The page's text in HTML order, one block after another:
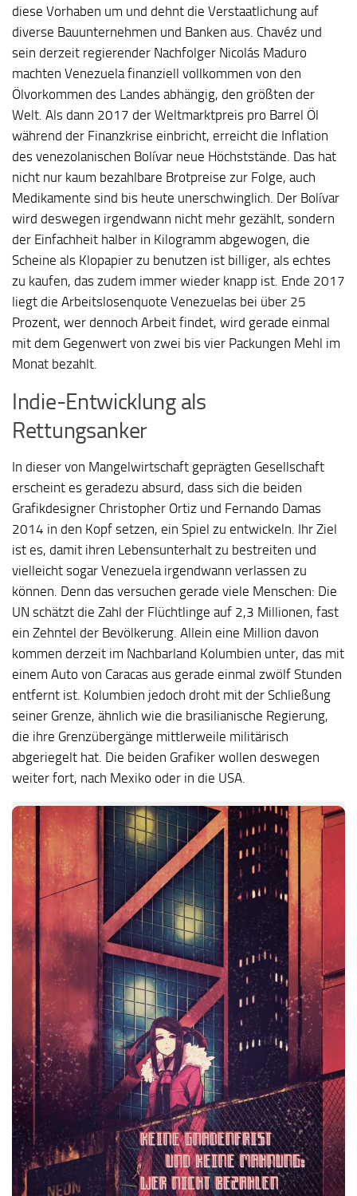
diese Vorhaben um und dehnt die Verstaatlichung auf
diverse Bauunternehmen und Banken aus. Chavéz und
sein derzeit regierender Nachfolger Nicolás Maduro
machten Venezuela finanziell vollkommen von den
Ölvorkommen des Landes abhängig, den größten der
Welt. Als dann 2017 der Weltmarktpreis pro Barrel Öl
während der Finanzkrise einbricht, erreicht die Inflation
des venezolanischen Bolívar neue Höchststände. Das hat
nicht nur kaum bezahlbare Brotpreise zur Folge, auch
Medikamente sind bis heute unerschwinglich. Der Bolívar
wird deswegen irgendwann nicht mehr gezählt, sondern
der Einfachheit halber in Kilogramm abgewogen, die
Scheine als Klopapier zu benutzen ist billiger, als echtes
zu kaufen, das zudem immer wieder knapp ist. Ende 2017
liegt die Arbeitslosenquote Venezuelas bei über 25
Prozent, wer dennoch Arbeit findet, wird gerade einmal
mit dem Gegenwert von zwei bis vier Packungen Mehl im
Monat bezahlt.
Indie-Entwicklung als
Rettungsanker
In dieser von Mangelwirtschaft geprägten Gesellschaft
erscheint es geradezu absurd, dass sich die beiden
Grafikdesigner Christopher Ortiz und Fernando Damas
2014 in den Kopf setzen, ein Spiel zu entwickeln. Ihr Ziel
ist es, damit ihren Lebensunterhalt zu bestreiten und
vielleicht sogar Venezuela irgendwann verlassen zu
können. Denn das versuchen gerade viele Menschen: Die
UN schätzt die Zahl der Flüchtlinge auf 2,3 Millionen, fast
ein Zehntel der Bevölkerung. Allein eine Million davon
kommen derzeit im Nachbarland Kolumbien unter, das mit
einem Auto von Caracas aus gerade einmal zwölf Stunden
entfernt ist. Kolumbien jedoch droht mit der Schließung
seiner Grenze, ähnlich wie die brasilianische Regierung,
die ihre Grenzübergänge mittlerweile militärisch
abgeriegelt hat. Die beiden Grafiker wollen deswegen
weiter fort, nach Mexiko oder in die USA.